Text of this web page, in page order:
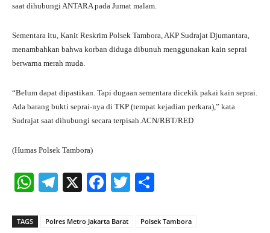
saat dihubungi ANTARA pada Jumat malam.
Sementara itu, Kanit Reskrim Polsek Tambora, AKP Sudrajat Djumantara,
menambahkan bahwa korban diduga dibunuh menggunakan kain seprai
berwarna merah muda.
“Belum dapat dipastikan. Tapi dugaan sementara dicekik pakai kain seprai.
Ada barang bukti seprai-nya di TKP (tempat kejadian perkara),” kata
Sudrajat saat dihubungi secara terpisah.ACN/RBT/RED
(Humas Polsek Tambora)
W
ts
Te
gr
X
Fa
bo
T
tte re
TAGS Polres Metro Jakarta Barat Polsek Tambora